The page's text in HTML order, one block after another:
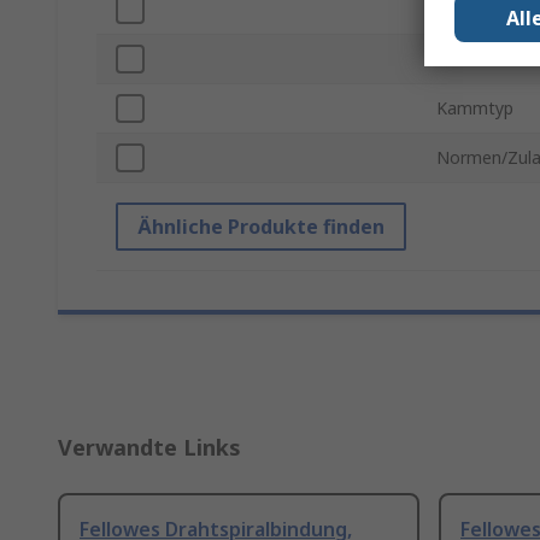
Anzahl pro
Kammtyp
Normen/
Ähnliche Produkte finden
Verwandte Links
Fellowes Drahtspiralbindung,